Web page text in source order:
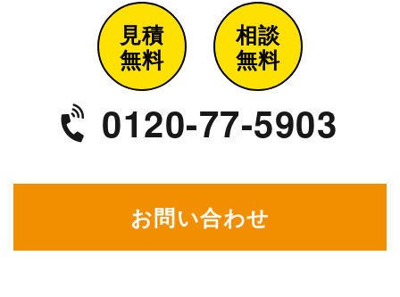
見積
無料
相談
無料
0120-77-5903
お問い合わせ